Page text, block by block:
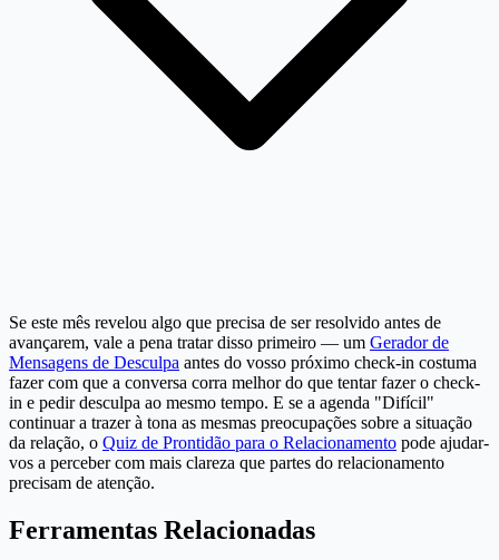
Se este mês revelou algo que precisa de ser resolvido antes de
avançarem, vale a pena tratar disso primeiro — um Gerador de
Mensagens de Desculpa antes do vosso próximo check-in costuma
fazer com que a conversa corra melhor do que tentar fazer o check-
in e pedir desculpa ao mesmo tempo. E se a agenda "Difícil"
continuar a trazer à tona as mesmas preocupações sobre a situação
da relação, o Quiz de Prontidão para o Relacionamento pode ajudar-
vos a perceber com mais clareza que partes do relacionamento
precisam de atenção.
Ferramentas Relacionadas